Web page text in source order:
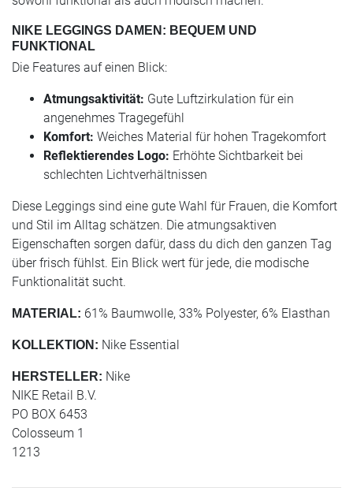
NIKE LEGGINGS DAMEN: BEQUEM UND
FUNKTIONAL
Die Features auf einen Blick:
Atmungsaktivität: Gute Luftzirkulation für ein
angenehmes Tragegefühl
Komfort: Weiches Material für hohen Tragekomfort
Reflektierendes Logo: Erhöhte Sichtbarkeit bei
schlechten Lichtverhältnissen
Diese Leggings sind eine gute Wahl für Frauen, die Komfort
und Stil im Alltag schätzen. Die atmungsaktiven
Eigenschaften sorgen dafür, dass du dich den ganzen Tag
über frisch fühlst. Ein Blick wert für jede, die modische
Funktionalität sucht.
MATERIAL: 61% Baumwolle, 33% Polyester, 6% Elasthan
KOLLEKTION: Nike Essential
HERSTELLER: Nike
NIKE Retail B.V.
PO BOX 6453
Colosseum 1
1213